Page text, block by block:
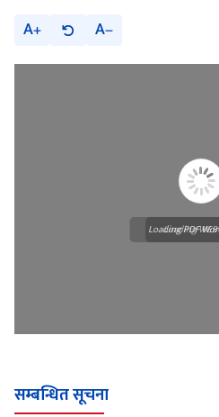
A A
Loading
Loading PDF
सम्बन्धित सूचना